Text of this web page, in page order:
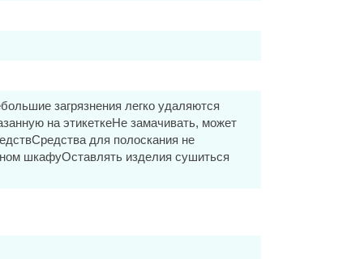
загрязнения легко удаляются
на этикеткеНе замачивать, может
для полоскания не
шкафуОставлять изделия сушиться